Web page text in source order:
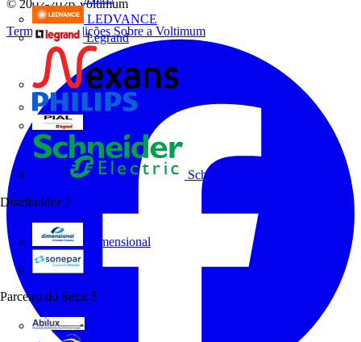
LEDVANCE
Legrand
Schneider Electric
Distribuidor 2
Dimensional
Sonepar
Parceiro do Setor 5
© 2002-2026Voltimum
Termos e Condições Sobre a Voltimum